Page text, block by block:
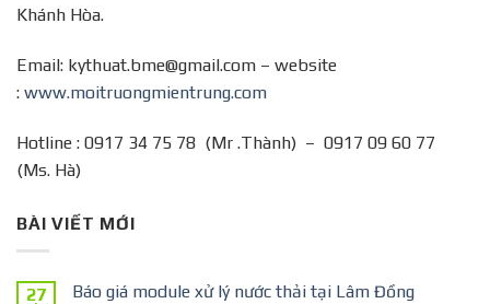
Khánh Hòa.
Email: kythuat.bme@gmail.com – website
: www.moitruongmientrung.com
Hotline : 0917 34 75 78 (Mr .Thành) – 0917 09 60 77
(Ms. Hà)
BÀI VIẾT MỚI
27 Báo giá module xử lý nước thải tại Lâm Đồng